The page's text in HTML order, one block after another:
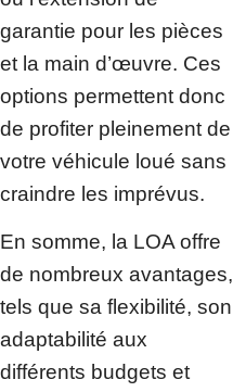
garantie pour les pièces
et la main d’œuvre. Ces
options permettent donc
de profiter pleinement de
votre véhicule loué sans
craindre les imprévus.
En somme, la LOA offre
de nombreux avantages,
tels que sa flexibilité, son
adaptabilité aux
différents budgets et